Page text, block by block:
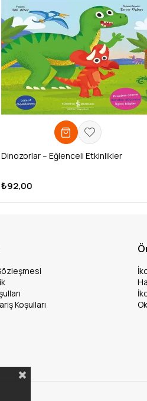
Dinozorlar – Eğlenceli Etkinlikler
₺92,00
Koşulları